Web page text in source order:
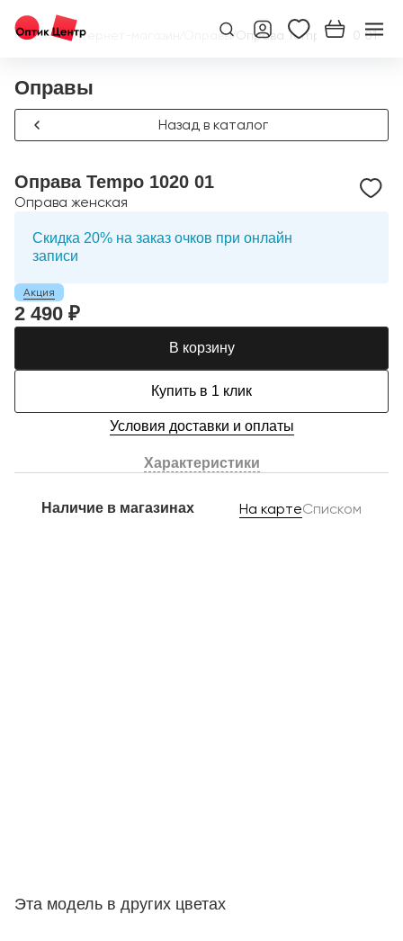
Главная/Интернет-магазин Оправы/Оправа Tempo 1020 01
Оправы
Назад в каталог
Оправа Tempo 1020 01
Оправа женская
Скидка 20% на заказ очков при онлайн
записи
Акция
2 490 ₽
В корзину
Купить в 1 клик
Условия доставки и оплаты
Характеристики
Наличие в магазинах На картеСписком
Эта модель в других цветах